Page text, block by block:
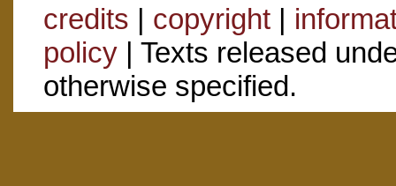
credits | copyright|
policy| Texts released
otherwise specified.